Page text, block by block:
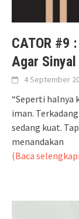
CATOR #9
Agar
4 September
“Seperti halnya
iman.
sedang kuat.
menandakan
(Baca